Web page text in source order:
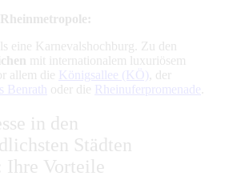
eine Karnevalshochburg. Zu den
mit internationalem luxuriösem
allem die Königsallee (KÖ) , der
Benrath oder die Rheinuferpromenade
in den
Städten
Ihre Vorteile